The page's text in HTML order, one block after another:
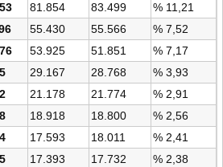
81.854 83.499
% 11,21
55.430 55.566
% 7,52
53.925 51.851
% 7,17
29.167 28.768
% 3,93
21.178 21.774
% 2,91
18.918 18.800
% 2,56
17.593 18.011
% 2,41
17.393 17.732
% 2,38